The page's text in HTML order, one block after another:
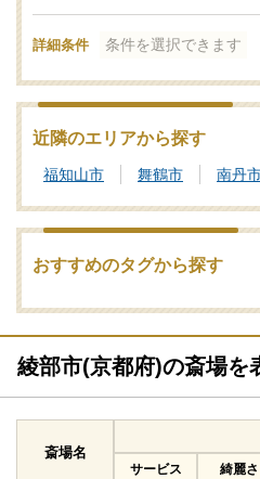
をはじめ、式場・火葬場の手配ま
す。綾部市で利用者が多い式場・
用状況などのお問合せも承ります
写真を見ながら場所の雰囲気や価
で比較したり、新設セレモニーホ
したりなどの情報収集を行って綾
確認ください。
も解説
詳細条件 条件を選択できます
近隣のエリアから探す
福知山市 舞鶴市 南丹
おすすめのタグから探す
綾部市(京都府)の斎場を
斎場名
サービス 綺麗さ